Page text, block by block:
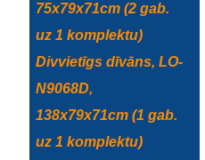
75x79x71cm (2 gab.
uz 1 komplektu)
Divvietīgs dīvāns, LO-
N9068D,
138x79x71cm (1 gab.
uz 1 komplektu)